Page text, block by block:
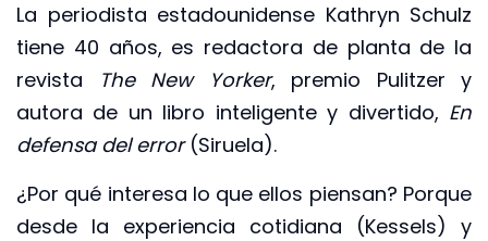
La periodista estadounidense Kathryn Schulz
tiene 40 años, es redactora de planta de la
revista
The New Yorker, premio Pulitzer y
autora de un libro inteligente y divertido, En
defensa del error(Siruela).
¿Por qué interesa lo que ellos piensan? Porque
desde la experiencia cotidiana (Kessels) y